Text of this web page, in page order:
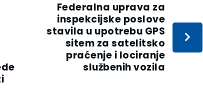
Federalna uprava za
inspekcijske poslove
stavila u upotrebu GPS
sitem za satelitsko
praćenje i lociranje
službenih vozila